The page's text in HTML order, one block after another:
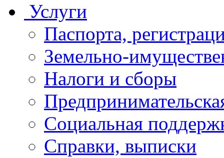
Услуги
Паспорта,
Земельно-
Налоги и сборы
Социальная
Справки, выписки